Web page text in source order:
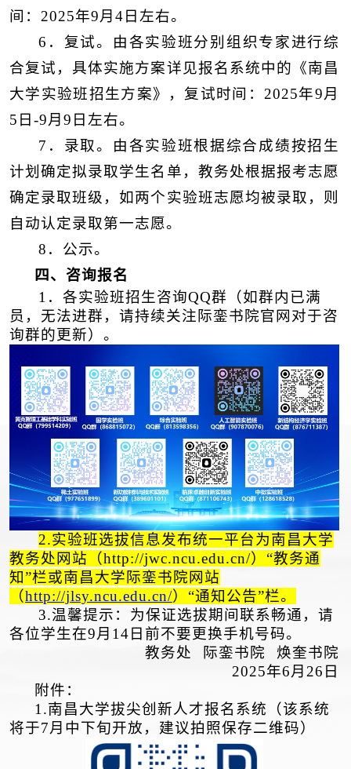
间： 2025年9月4日左右。
6． 复试。由各实验班分别组织专家进行综
合复试 ，具体实施方案详见报名系统中的《南昌
大学实验班招生方案》，复试时间：2025年9月
5日-9月9日左右。
7．录取。由各实验班根据综合成绩按招生
计划确定拟录取学生名单 ， 教务处根据报考志愿
确定录取班级，如两个实验班志愿均被录取，则
自动认定录取第一志愿。
8．公示。
四、咨询报名
1 ．各实验班招生咨询QQ群（如群内已满
员，无法进群，请持续关注际銮书院官网对于咨
询群的更新）。
2.实验班选拔信息发布统一平台为南昌大学
教务处网站（http://jwc.ncu.edu.cn/）“教务通
知”栏或南昌大学际銮书院网站
（http://jlsy.ncu.edu.cn/）“通知公告”栏。
3.温馨提示：为保证选拔期间联系畅通，请
各位学生在9月14日前不要更换手机号码。
教务处 际銮书院 焕奎书院
2025年6月 26 日
附件：
1.南昌大学拔尖创新人才报名系统（该系统
将于7月中下旬开放，建议拍照保存二维码）